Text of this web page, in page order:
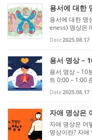
용서에 대한
용서에 대한 명
eness) 명상은
입니다. 용서
Date2025.08.17
용서 명상 –
용서 명상 – 10
트 0:00 – 1:00
천히 숨을 들
럽게 느끼며, 몸
Date2025.08.17
자애 명상은
자애 명상은 어
명상이란? 자